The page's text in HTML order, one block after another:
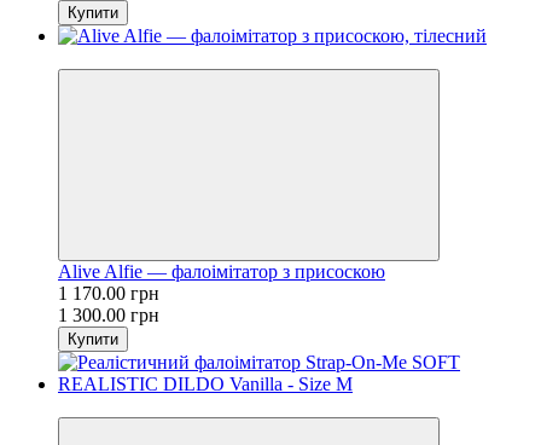
Купити
Alive Alfie — фалоімітатор з присоскою
1 170.00 грн
1 300.00 грн
Купити